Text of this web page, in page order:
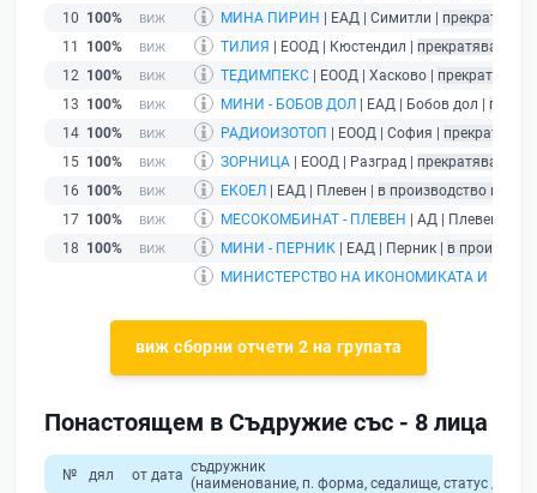
10 100% МИНА ПИРИН | ЕАД | Симитли |
11
100% ТИЛИЯ | ЕООД | Кюстендил | прекратяване на
12 100% ТЕДИМПЕКС | ЕООД | Хасково |
13 100% МИНИ - БОБОВ ДОЛ | ЕАД | Бобов дол |
14 100% РАДИОИЗОТОП | ЕООД | София |
15 100% ЗОРНИЦА | ЕООД | Разград | прекратяване на
16 100% ЕКОЕЛ | ЕАД | Плевен | в производство по
17 100% МЕСОКОМБИНАТ - ПЛЕВЕН | АД | Плевен |
18 100% МИНИ - ПЕРНИК | ЕАД | Перник | в
МИНИСТЕРСТВО НА ИКОНОМИКАТА И
виж сборни отчети 2 на групата
Понастоящем в Съдружие със - 8 лица
№ дял от дата съдружник
(наименование, п. форма, седалище, статус /